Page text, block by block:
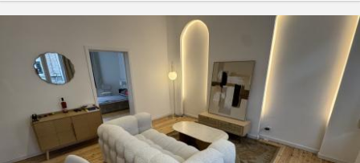
KN 5436
📍 RUE DEWEZ 50 à NAMUR (plus de photos sur demande) 🏡
Appartements de standing, entièrement neuf & meublés
(domiciliation possible). ✅ APPARTEMENT N° 3 : 💸 Loyer : 1. 100
€/mois toutes charges incluses (eau, gaz, électricité, internet).
Sans provision et décompte. 📏 Superficie : +/- 50 m² 🛏️...